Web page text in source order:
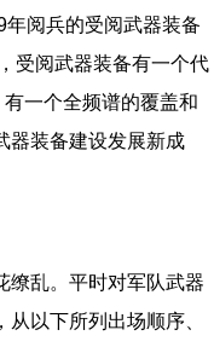
年阅兵的受阅武器装备
受阅武器装备有一个代
一个全频谱的覆盖和
器装备建设发展新成
缭乱。平时对军队武器
以下所列出场顺序、